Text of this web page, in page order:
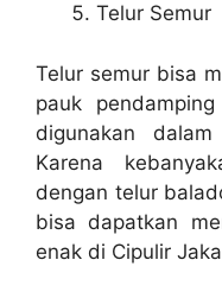
Telur Semur
Telur semur bisa
pauk
digunakan
Karena
dengan telur
bisa dapatkan
enak di Cipulir